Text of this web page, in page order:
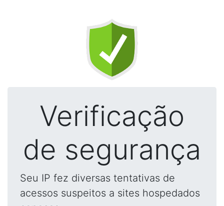
Verificação
de segurança
Seu IP fez diversas tentativas de
acessos suspeitos a sites hospedados